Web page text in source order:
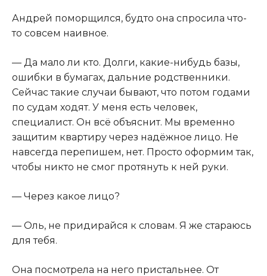
Андрей поморщился, будто она спросила что-
то совсем наивное.
— Да мало ли кто. Долги, какие-нибудь базы,
ошибки в бумагах, дальние родственники.
Сейчас такие случаи бывают, что потом годами
по судам ходят. У меня есть человек,
специалист. Он всё объяснит. Мы временно
защитим квартиру через надёжное лицо. Не
навсегда перепишем, нет. Просто оформим так,
чтобы никто не смог протянуть к ней руки.
— Через какое лицо?
— Оль, не придирайся к словам. Я же стараюсь
для тебя.
Она посмотрела на него пристальнее. От